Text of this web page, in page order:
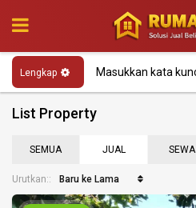
Lengkap
List Property
SEMUA JUAL SEWA
Urutkan:: Baru ke Lama